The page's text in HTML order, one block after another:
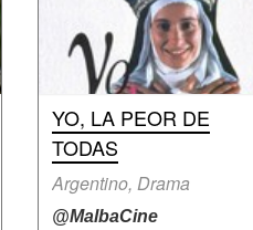
YO, LA PEOR DE
TODAS
Argentino, Drama
@MalbaCine